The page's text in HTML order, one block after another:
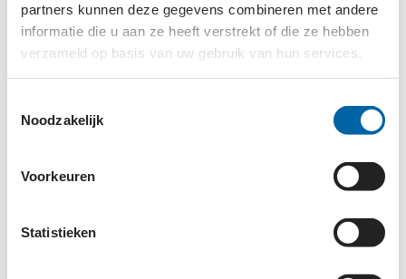
partners kunnen deze gegevens combineren met andere
informatie die u aan ze heeft verstrekt of die ze hebben
verzameld op basis van uw gebruik van hun services.
Noodzakelijk
Voorkeuren
Statistieken
Ik zou het heel fijn vinden als er een behandeling
komt die de schade kan herstellen of achter­uitgang
kan voorkomen. Daarom steun ik het Oogfonds. Zij
mogelijk, zodat anderen in de toekomst niet meer